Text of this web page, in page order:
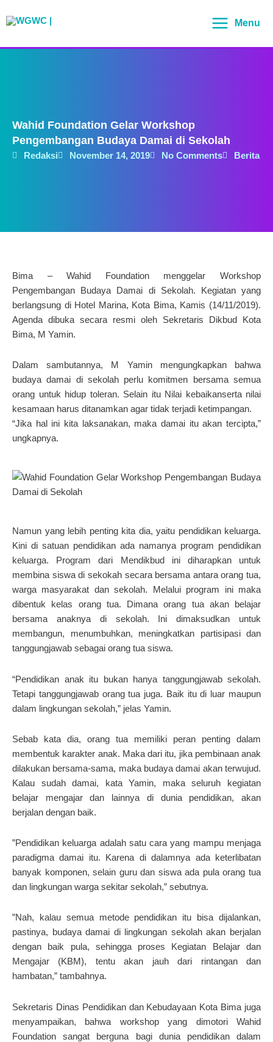
ke
Menu
Wahid Foundation Gelar Workshop
Pengembangan Budaya Damai di Sekolah
Redaksi November 14, 2019 No Comments Berita
Bima – Wahid Foundation menggelar Workshop
Pengembangan Budaya Damai di Sekolah. Kegiatan yang
berlangsung di Hotel Marina, Kota Bima, Kamis (14/11/2019).
Agenda dibuka secara resmi oleh Sekretaris Dikbud Kota
Bima, M Yamin.
Dalam sambutannya, M Yamin mengungkapkan bahwa
budaya damai di sekolah perlu komitmen bersama semua
orang untuk hidup toleran. Selain itu Nilai kebaikanserta nilai
kesamaan harus ditanamkan agar tidak terjadi ketimpangan.
“Jika hal ini kita laksanakan, maka damai itu akan tercipta,”
ungkapnya.
Namun yang lebih penting kita dia, yaitu pendidikan keluarga.
Kini di satuan pendidikan ada namanya program pendidikan
keluarga. Program dari Mendikbud ini diharapkan untuk
membina siswa di sekokah secara bersama antara orang tua,
warga masyarakat dan sekolah. Melalui program ini maka
dibentuk kelas orang tua. Dimana orang tua akan belajar
bersama anaknya di sekolah. Ini dimaksudkan untuk
membangun, menumbuhkan, meningkatkan partisipasi dan
tanggungjawab sebagai orang tua siswa.
“Pendidikan anak itu bukan hanya tanggungjawab sekolah.
Tetapi tanggungjawab orang tua juga. Baik itu di luar maupun
dalam lingkungan sekolah,” jelas Yamin.
Sebab kata dia, orang tua memiliki peran penting dalam
membentuk karakter anak. Maka dari itu, jika pembinaan anak
dilakukan bersama-sama, maka budaya damai akan terwujud.
Kalau sudah damai, kata Yamin, maka seluruh kegiatan
belajar mengajar dan lainnya di dunia pendidikan, akan
berjalan dengan baik.
”Pendidikan keluarga adalah satu cara yang mampu menjaga
paradigma damai itu. Karena di dalamnya ada keterlibatan
banyak komponen, selain guru dan siswa ada pula orang tua
dan lingkungan warga sekitar sekolah,” sebutnya.
”Nah, kalau semua metode pendidikan itu bisa dijalankan,
pastinya, budaya damai di lingkungan sekolah akan berjalan
dengan baik pula, sehingga proses Kegiatan Belajar dan
Mengajar (KBM), tentu akan jauh dari rintangan dan
hambatan,” tambahnya.
Sekretaris Dinas Pendidikan dan Kebudayaan Kota Bima juga
menyampaikan, bahwa workshop yang dimotori Wahid
Foundation sangat berguna bagi dunia pendidikan dalam